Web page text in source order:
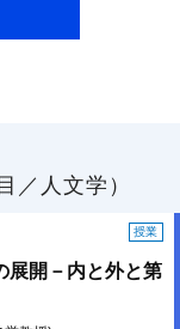
／人文学）
授業
展開－内と外と第